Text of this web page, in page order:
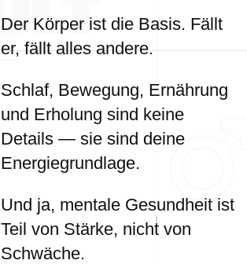
Der Körper ist die Basis. Fällt
er, fällt alles andere.
Schlaf, Bewegung, Ernährung
und Erholung sind keine
Details — sie sind deine
Energiegrundlage.
Und ja, mentale Gesundheit ist
Teil von Stärke, nicht von
Schwäche.